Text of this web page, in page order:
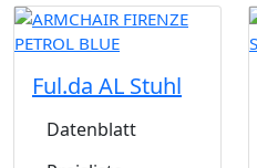
Ful.da AL Stuhl
Datenblatt